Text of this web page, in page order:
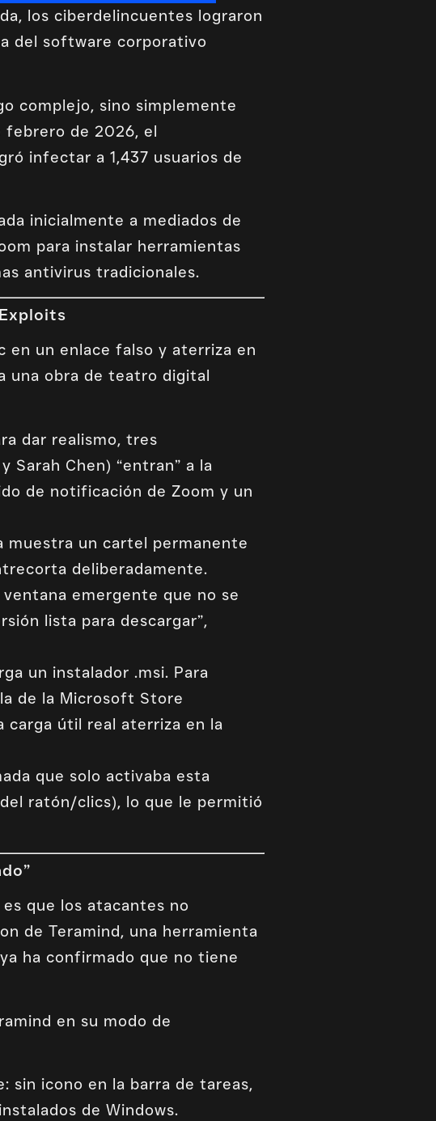
los ciberdelincuentes lograron
del software corporativo
complejo, sino simplemente
febrero de 2026, el
infectar a 1,437 usuarios de
inicialmente a mediados de
para instalar herramientas
antivirus tradicionales.
en un enlace falso y aterriza en
una obra de teatro digital
dar realismo, tres
Chen) “entran” a la
de notificación de Zoom y un
muestra un cartel permanente
deliberadamente.
ventana emergente que no se
lista para descargar”,
un instalador .msi. Para
de la Microsoft Store
carga útil real aterriza en la
que solo activaba esta
ratón/clics), lo que le permitió
que los atacantes no
de Teramind, una herramienta
ha confirmado que no tiene
en su modo de
sin icono en la barra de tareas,
de Windows.